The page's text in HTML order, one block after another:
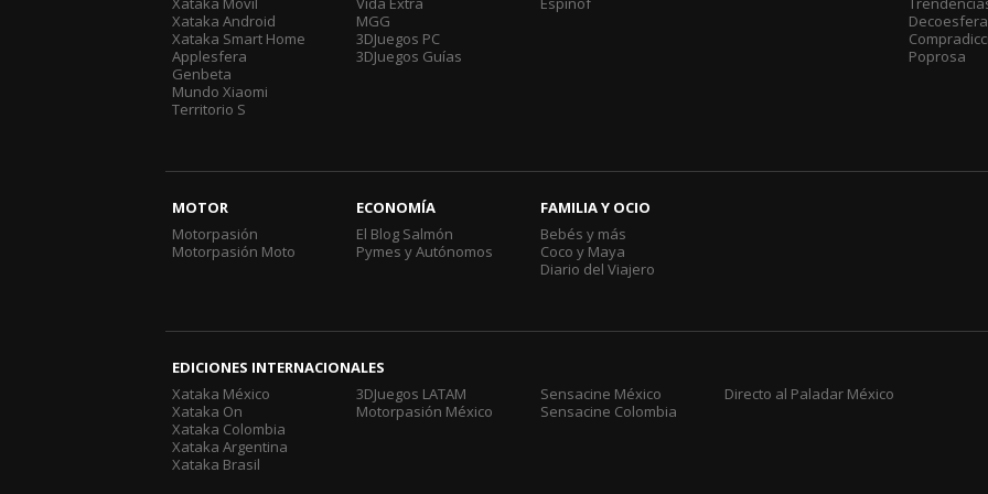
Xataka Android
Xataka Smart Home
Applesfera
Genbeta
Mundo Xiaomi
Territorio S
MGG
3DJuegos PC
3DJuegos Guías
Decoesfera
Poprosa
MOTOR
Motorpasión
Motorpasión Moto
ECONOMÍA
El Blog Salmón
Pymes y Autónomos
FAMILIA Y OCIO
Bebés y más
Coco y Maya
Diario del Viajero
EDICIONES INTERNACIONALES
Xataka México
Xataka On
Xataka Colombia
Xataka Argentina
Xataka Brasil
3DJuegos LATAM
Motorpasión México
Sensacine México
Sensacine Colombia
Directo al Paladar México